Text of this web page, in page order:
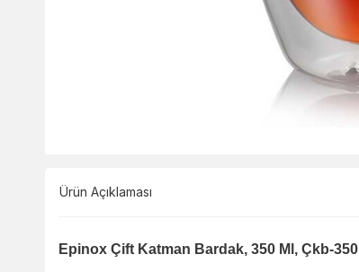
Ürün Açıklaması
Epinox Çift Katman Bardak, 350 Ml, Çkb-350